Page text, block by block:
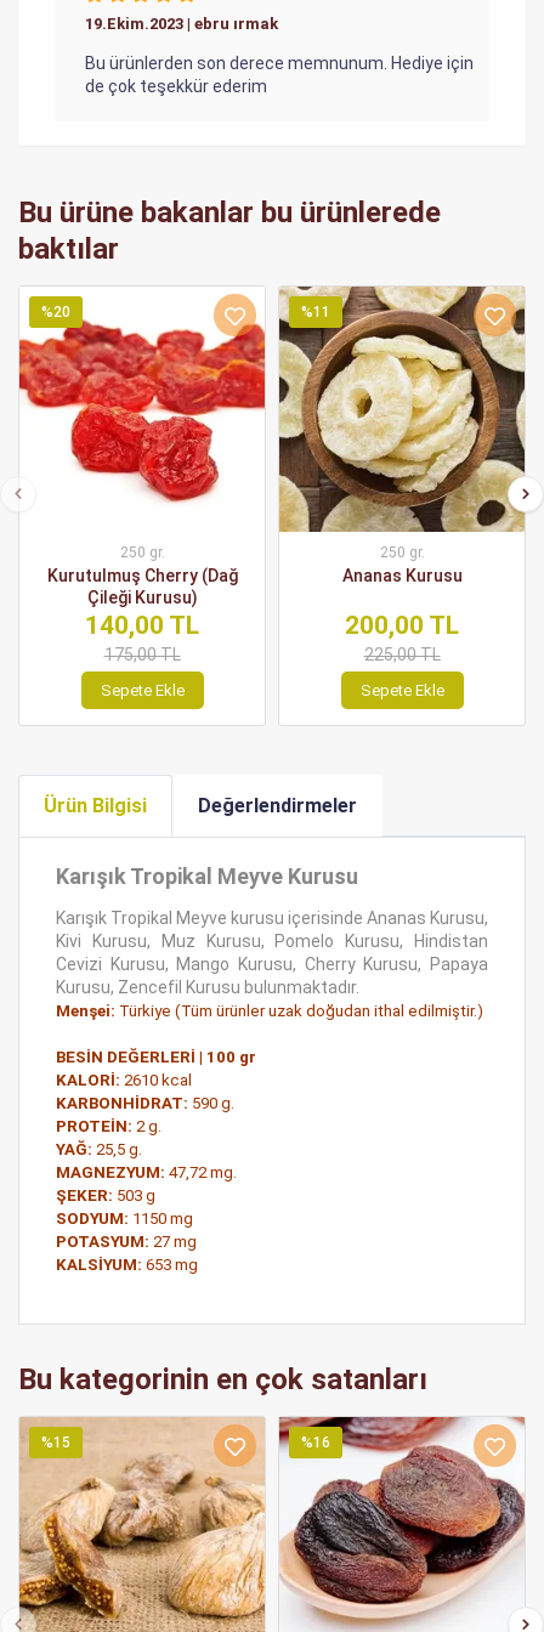
19.Ekim.2023 | ebru ırmak
Bu ürünlerden son derece memnunum. Hediye için
de çok teşekkür ederim
Bu ürüne bakanlar bu ürünlerede
baktılar
%20
250 gr.
Kurutulmuş Cherry (Dağ
Çileği Kurusu)
140,00 TL
175,00 TL
Sepete Ekle
%11
250 gr.
Ananas Kurusu
200,00 TL
225,00 TL
Sepete Ekle
Ürün Bilgisi Değerlendirmeler
Karışık Tropikal Meyve Kurusu
Karışık Tropikal Meyve kurusu içerisinde Ananas Kurusu,
Kivi Kurusu, Muz Kurusu, Pomelo Kurusu, Hindistan
Cevizi Kurusu, Mango Kurusu, Cherry Kurusu, Papaya
Kurusu, Zencefil Kurusu bulunmaktadır.
Menşei: Türkiye (Tüm ürünler uzak doğudan ithal edilmiştir.)
BESİN DEĞERLERİ | 100 gr
KALORİ: 2610 kcal
KARBONHİDRAT: 590 g.
PROTEİN: 2 g.
YAĞ: 25,5 g.
MAGNEZYUM: 47,72 mg.
ŞEKER: 503 g
SODYUM: 1150 mg
POTASYUM: 27 mg
KALSİYUM: 653 mg
Bu kategorinin en çok satanları
%15 %16